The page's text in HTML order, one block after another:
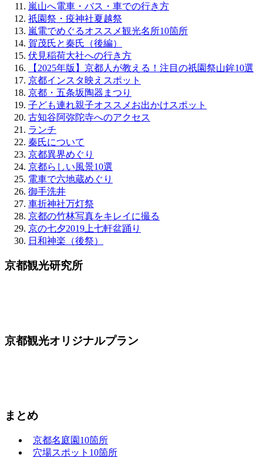
嵐山へ電車・バス・車での行き方
祇園祭・疫神社夏越祭
嵐電でめぐるオススメ観光名所10箇所
賀茂氏と秦氏（後編）
伏見稲荷大社への行き方
【2025年版】京都人が教える！注目の祇園祭山鉾10選
京都インスタ映えスポット
京都・五条坂陶器まつり
子ども連れ親子オススメお出かけスポット
古知谷阿弥陀寺へのアクセス
ランチ
秦氏について
京都異界めぐり
京都らしい風景10選
電車で六地蔵めぐり
御手洗井
車折神社万灯祭
京都の竹林写真をキレイに撮る
京の七夕2019上七軒盆踊り
日和神楽（後祭）
京都観光研究所
京都観光オリジナルプラン
まとめ
京都名庭園10箇所
穴場スポット10箇所